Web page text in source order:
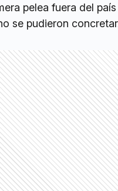
pelea fuera del
se pudieron